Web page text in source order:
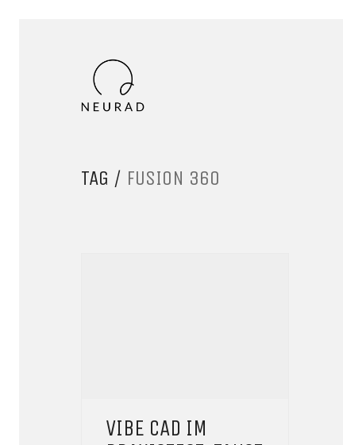
TAG / FUSION 360
VIBE CAD IM